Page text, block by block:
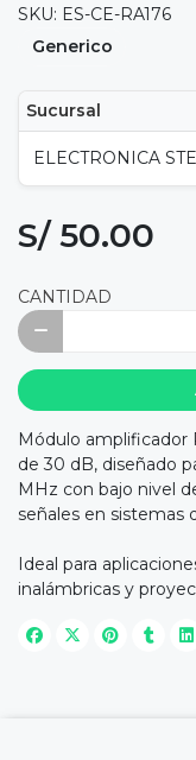
SKU: ES-CE-RA176
Generico
Sucursal
ELECTRONICA
S/ 50.00
CANTIDAD
Módulo amplificador
de 30 dB, diseñado
MHz con bajo nivel
señales en sistemas
Ideal para
inalámbricas y